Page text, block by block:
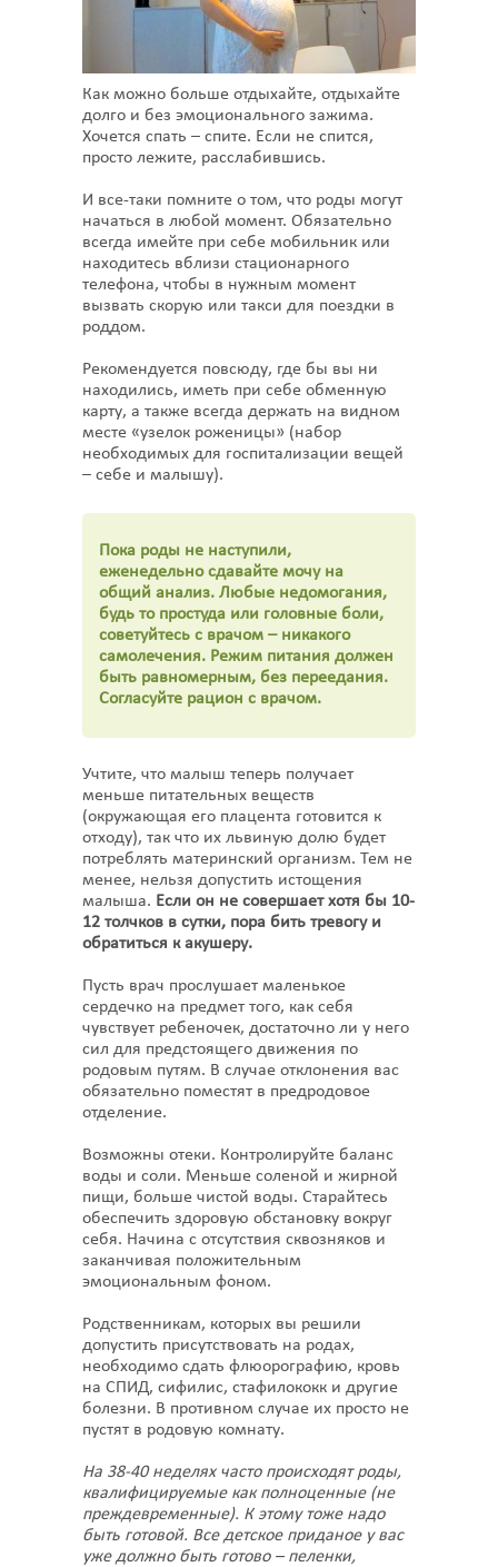
Как можно больше отдыхайте, отдыхайте
долго и без эмоционального зажима.
Хочется спать – спите. Если не спится,
просто лежите, расслабившись.
И все-таки помните о том, что роды могут
начаться в любой момент. Обязательно
всегда имейте при себе мобильник или
находитесь вблизи стационарного
телефона, чтобы в нужным момент
вызвать скорую или такси для поездки в
роддом.
Рекомендуется повсюду, где бы вы ни
находились, иметь при себе обменную
карту, а также всегда держать на видном
месте «узелок роженицы» (набор
необходимых для госпитализации вещей
– себе и малышу).
Пока роды не наступили,
еженедельно сдавайте мочу на
общий анализ. Любые недомогания,
будь то простуда или головные боли,
советуйтесь с врачом – никакого
самолечения. Режим питания должен
быть равномерным, без переедания.
Согласуйте рацион с врачом.
Учтите, что малыш теперь получает
меньше питательных веществ
(окружающая его плацента готовится к
отходу), так что их львиную долю будет
потреблять материнский организм. Тем не
менее, нельзя допустить истощения
малыша. Если он не совершает хотя бы 10-
12 толчков в сутки, пора бить тревогу и
обратиться к акушеру.
Пусть врач прослушает маленькое
сердечко на предмет того, как себя
чувствует ребеночек, достаточно ли у него
сил для предстоящего движения по
родовым путям. В случае отклонения вас
обязательно поместят в предродовое
отделение.
Возможны отеки. Контролируйте баланс
воды и соли. Меньше соленой и жирной
пищи, больше чистой воды. Старайтесь
обеспечить здоровую обстановку вокруг
себя. Начина с отсутствия сквозняков и
заканчивая положительным
эмоциональным фоном.
Родственникам, которых вы решили
допустить присутствовать на родах,
необходимо сдать флюорографию, кровь
на СПИД, сифилис, стафилококк и другие
болезни. В противном случае их просто не
пустят в родовую комнату.
На 38-40 неделях часто происходят роды,
квалифицируемые как полноценные (не
преждевременные). К этому тоже надо
быть готовой. Все детское приданое у вас
уже должно быть готово – пеленки,